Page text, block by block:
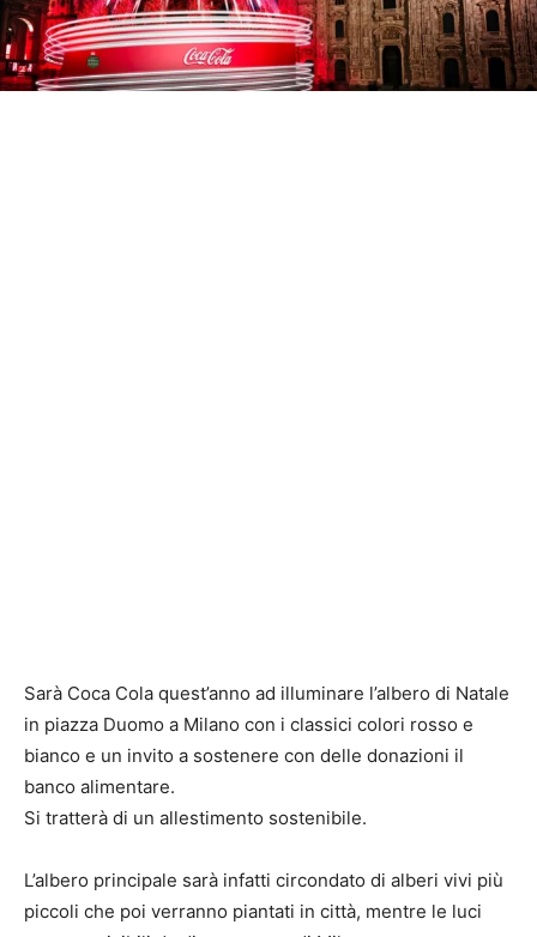
Sarà Coca Cola quest’anno ad illuminare l’albero di Natale
in piazza Duomo a Milano con i classici colori rosso e
bianco e un invito a sostenere con delle donazioni il
banco alimentare.
Si tratterà di un allestimento sostenibile.
L’albero principale sarà infatti circondato di alberi vivi più
piccoli che poi verranno piantati in città, mentre le luci